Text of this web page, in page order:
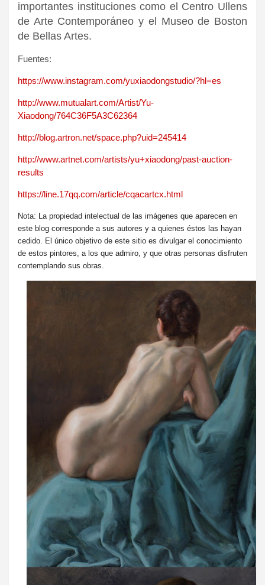
importantes instituciones como el Centro Ullens
de Arte Contemporáneo y el Museo de Boston
de Bellas Artes.
Fuentes:
https://www.instagram.com/yuxiaodongstudio/?hl=es
http://www.mutualart.com/Artist/Yu-
Xiaodong/764C36F5A3C62364
http://blog.artron.net/space.php?uid=245414
http://www.artnet.com/artists/yu+xiaodong/past-auction-
results
https://line.17qq.com/article/cqacartcx.html
Nota: La propiedad intelectual de las imágenes que aparecen en
este blog corresponde a sus autores y a quienes éstos las hayan
cedido. El único objetivo de este sitio es divulgar el conocimiento
de estos pintores, a los que admiro, y que otras personas disfruten
contemplando sus obras.